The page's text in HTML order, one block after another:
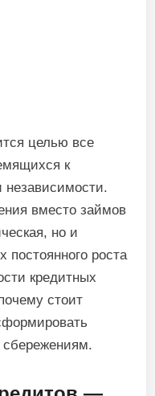
целью все
к
независимости.
вместо займов
но и
постоянного роста
кредитных
стоит
сбережениям.